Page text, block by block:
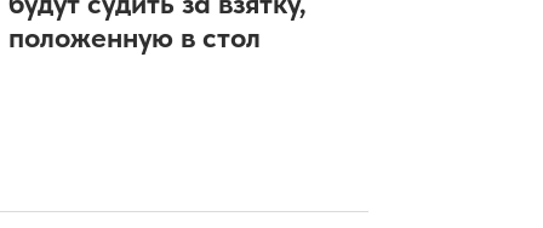
положенную в стол